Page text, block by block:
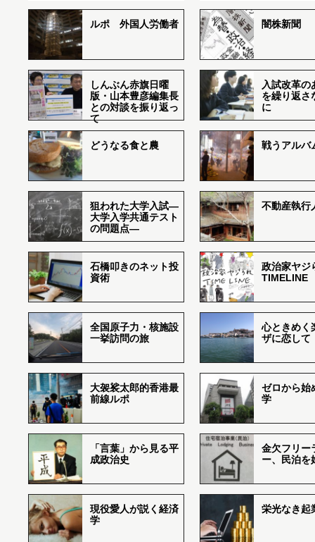
ルポ 外国人労働者 闇株新聞
しんぶん赤旗日曜
版・山本豊彦編集長
との対談を振り返っ
て
入試改革の
を繰り返さ
に
どうなる食と農 戦うアルバ
狙われた大学入試―
大学入学共通テスト
の問題点―
不動産執行
石橋叩きのネット投
資術
政治家ヤジ
TIMELINE
全国原子力・核施設
一挙訪問の旅
心ときめく
ザに恋して
大袈裟太郎的香港最
前線ルポ
ゼロから始
学
「言葉」から見る平
成政治史
金欠フリー
ー、民泊を
現役愛人が説く経済
学
栄光なき起